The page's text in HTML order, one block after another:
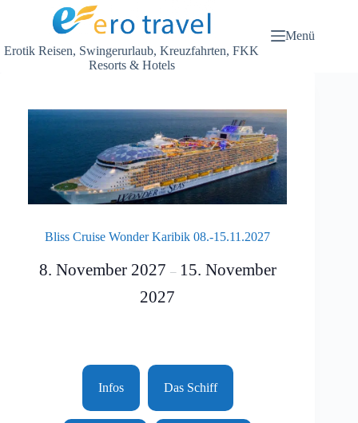
Erotik Reisen, Swingerurlaub, Kreuzfahrten, FKK
Resorts & Hotels
Menü
Bliss Cruise Wonder Karibik 08.-15.11.2027
8. November 2027 – 15. November
2027
Infos Das Schiff